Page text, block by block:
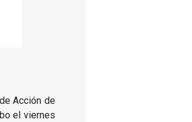
Acción de
el viernes